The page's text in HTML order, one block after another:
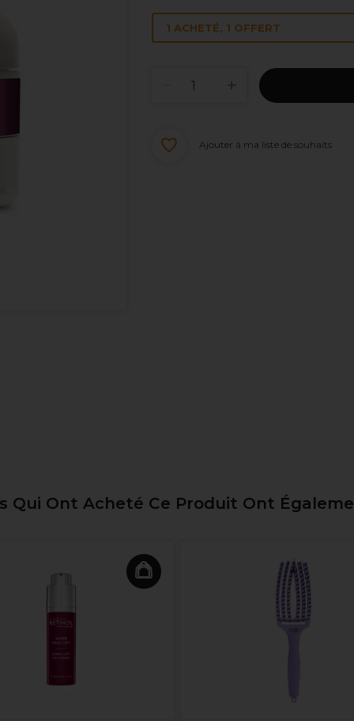
1 ACHETÉ, 1 OFFERT
Ajouter à ma liste de souhaits
Qui Ont Acheté Ce Produit Ont